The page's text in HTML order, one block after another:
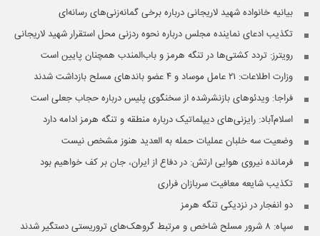
بیانیه خانواده شهید لاریجانی درباره برخی گمانه‌زنی‌های رسانه‌ای
تکذیب ادعای نماینده مجلس درباره نحوه ردزنی محل استقرار شهید لاریجانی
رویترز: تردد کشتی‌ها در تنگه هرمز و باب‌المندب همچنان پایین است
وزارت اطلاعات: ۲۱ عامل موساد و ۴ عضو باندهای مسلح بازداشت شدند
فراجا: ویدئوهای بازنشرشده از سخنگوی پلیس درباره حجاب جعلی است
اسلام‌آباد: رایزنی‌های دیپلماتیک درباره منطقه و تنگه هرمز ادامه دارد
وضعیت سه خلبان عملیات حمله به العدید هنوز مشخص نیست
فرمانده نیروی هوایی ارتش: در دفاع از ایران، جان بر کف خواهیم بود
تکذیب شایعه معافیت سربازان فراری
دو انفجار در نزدیکی تنگه هرمز
سپاه: ۸ شرور مسلح شاخص و مرتبط گروهک‌های تروریستی دستگیر شدند